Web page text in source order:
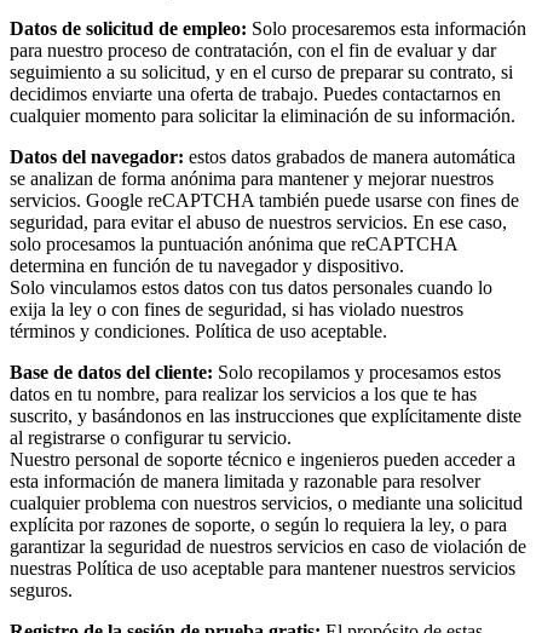
Datos de solicitud de empleo: Solo procesaremos esta información
para nuestro proceso de contratación, con el fin de evaluar y dar
seguimiento a su solicitud, y en el curso de preparar su contrato, si
decidimos enviarte una oferta de trabajo. Puedes contactarnos en
cualquier momento para solicitar la eliminación de su información.
Datos del navegador: estos datos grabados de manera automática
se analizan de forma anónima para mantener y mejorar nuestros
servicios. Google reCAPTCHA también puede usarse con fines de
seguridad, para evitar el abuso de nuestros servicios. En ese caso,
solo procesamos la puntuación anónima que reCAPTCHA
determina en función de tu navegador y dispositivo.
Solo vinculamos estos datos con tus datos personales cuando lo
exija la ley o con fines de seguridad, si has violado nuestros
términos y condiciones. Política de uso aceptable.
Base de datos del cliente: Solo recopilamos y procesamos estos
datos en tu nombre, para realizar los servicios a los que te has
suscrito, y basándonos en las instrucciones que explícitamente diste
al registrarse o configurar tu servicio.
Nuestro personal de soporte técnico e ingenieros pueden acceder a
esta información de manera limitada y razonable para resolver
cualquier problema con nuestros servicios, o mediante una solicitud
explícita por razones de soporte, o según lo requiera la ley, o para
garantizar la seguridad de nuestros servicios en caso de violación de
nuestras Política de uso aceptable para mantener nuestros servicios
seguros.